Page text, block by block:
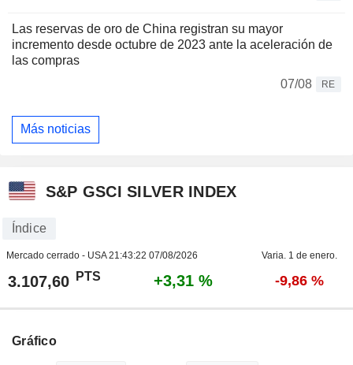
Las reservas de oro de China registran su mayor
incremento desde octubre de 2023 ante la aceleración de
las compras
07/08
RE
Más noticias
S&P GSCI SILVER INDEX
Índice
Mercado cerrado - USA21:43:22 07/08/2026 Varia. 1 de enero.
3.107,60 PTS +3,31 % -9,86 %
Gráfico